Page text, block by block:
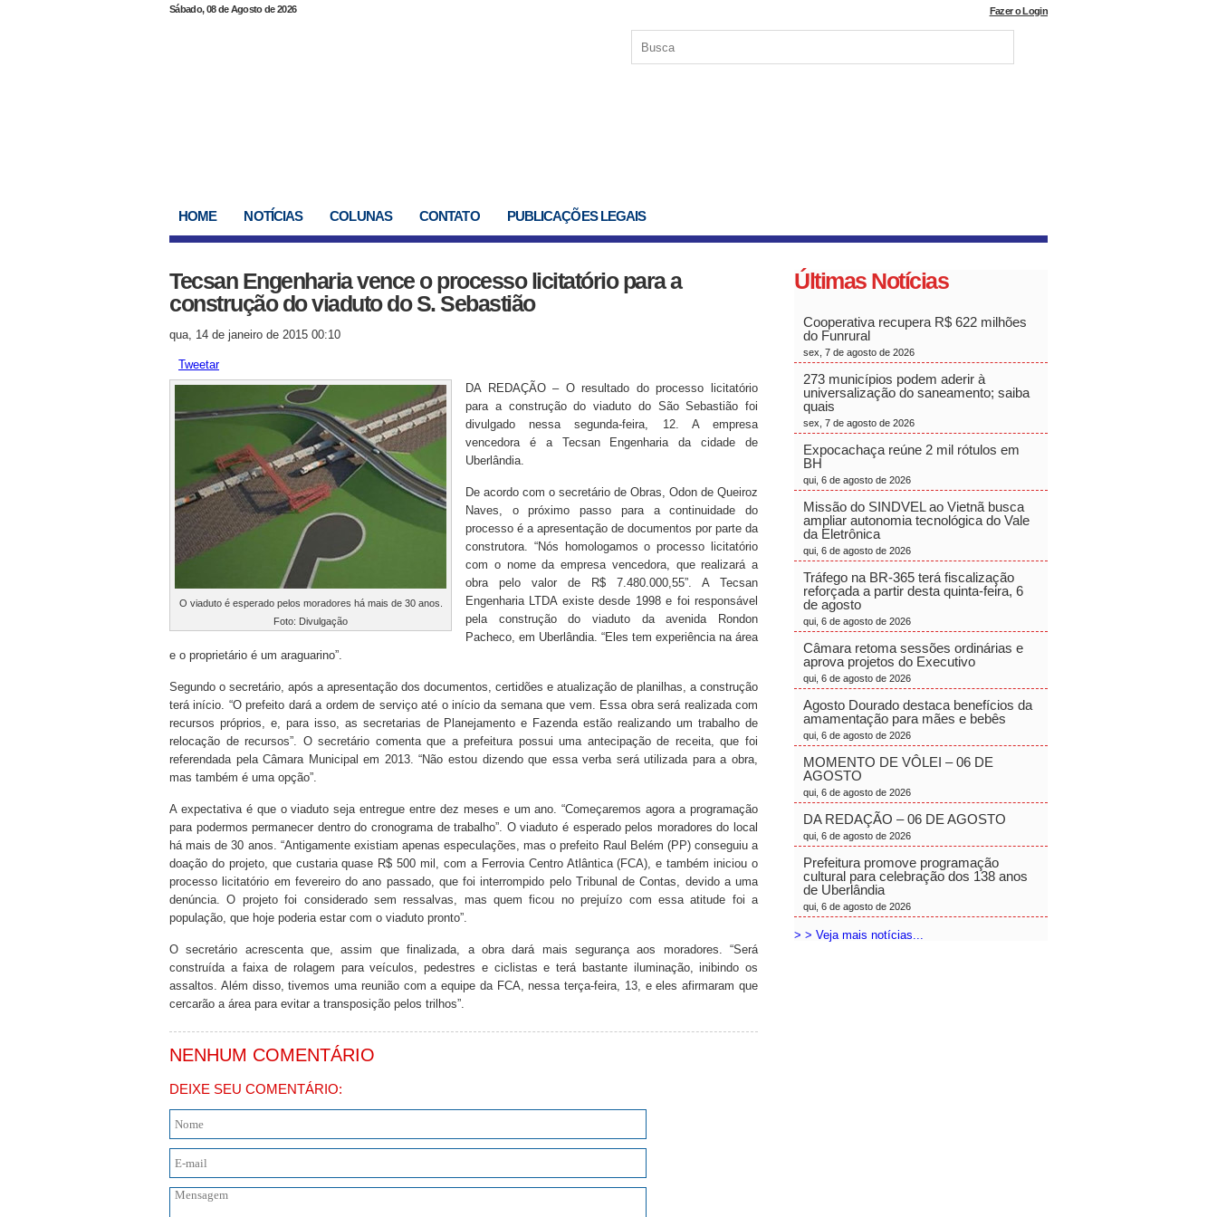
Sábado, 08 de Agosto de 2026 Fazer o Login
HOME NOTÍCIAS COLUNAS CONTATO PUBLICAÇÕES LEGAIS
Tecsan Engenharia vence o processo licitatório para a
construção do viaduto do S. Sebastião
qua, 14 de janeiro de 2015 00:10
Tweetar
O viaduto é esperado pelos moradores há mais de 30 anos.
Foto: Divulgação
DA REDAÇÃO – O resultado do processo licitatório
para a construção do viaduto do São Sebastião foi
divulgado nessa segunda-feira, 12. A empresa
vencedora é a Tecsan Engenharia da cidade de
Uberlândia.
De acordo com o secretário de Obras, Odon de Queiroz
Naves, o próximo passo para a continuidade do
processo é a apresentação de documentos por parte da
construtora. “Nós homologamos o processo licitatório
com o nome da empresa vencedora, que realizará a
obra pelo valor de R$ 7.480.000,55”. A Tecsan
Engenharia LTDA existe desde 1998 e foi responsável
pela construção do viaduto da avenida Rondon
Pacheco, em Uberlândia. “Eles tem experiência na área
e o proprietário é um araguarino”.
Segundo o secretário, após a apresentação dos documentos, certidões e atualização de planilhas, a construção
terá início. “O prefeito dará a ordem de serviço até o início da semana que vem. Essa obra será realizada com
recursos próprios, e, para isso, as secretarias de Planejamento e Fazenda estão realizando um trabalho de
relocação de recursos”. O secretário comenta que a prefeitura possui uma antecipação de receita, que foi
referendada pela Câmara Municipal em 2013. “Não estou dizendo que essa verba será utilizada para a obra,
mas também é uma opção”.
A expectativa é que o viaduto seja entregue entre dez meses e um ano. “Começaremos agora a programação
para podermos permanecer dentro do cronograma de trabalho”. O viaduto é esperado pelos moradores do local
há mais de 30 anos. “Antigamente existiam apenas especulações, mas o prefeito Raul Belém (PP) conseguiu a
doação do projeto, que custaria quase R$ 500 mil, com a Ferrovia Centro Atlântica (FCA), e também iniciou o
processo licitatório em fevereiro do ano passado, que foi interrompido pelo Tribunal de Contas, devido a uma
denúncia. O projeto foi considerado sem ressalvas, mas quem ficou no prejuízo com essa atitude foi a
população, que hoje poderia estar com o viaduto pronto”.
O secretário acrescenta que, assim que finalizada, a obra dará mais segurança aos moradores. “Será
construída a faixa de rolagem para veículos, pedestres e ciclistas e terá bastante iluminação, inibindo os
assaltos. Além disso, tivemos uma reunião com a equipe da FCA, nessa terça-feira, 13, e eles afirmaram que
cercarão a área para evitar a transposição pelos trilhos”.
NENHUM COMENTÁRIO
DEIXE SEU COMENTÁRIO:
Últimas Notícias
Cooperativa recupera R$ 622 milhões
do Funrural
sex, 7 de agosto de 2026
273 municípios podem aderir à
universalização do saneamento; saiba
quais
sex, 7 de agosto de 2026
Expocachaça reúne 2 mil rótulos em
BH
qui, 6 de agosto de 2026
Missão do SINDVEL ao Vietnã busca
ampliar autonomia tecnológica do Vale
da Eletrônica
qui, 6 de agosto de 2026
Tráfego na BR-365 terá fiscalização
reforçada a partir desta quinta-feira, 6
de agosto
qui, 6 de agosto de 2026
Câmara retoma sessões ordinárias e
aprova projetos do Executivo
qui, 6 de agosto de 2026
Agosto Dourado destaca benefícios da
amamentação para mães e bebês
qui, 6 de agosto de 2026
MOMENTO DE VÔLEI – 06 DE
AGOSTO
qui, 6 de agosto de 2026
DA REDAÇÃO – 06 DE AGOSTO
qui, 6 de agosto de 2026
Prefeitura promove programação
cultural para celebração dos 138 anos
de Uberlândia
qui, 6 de agosto de 2026
> > Veja mais notícias...